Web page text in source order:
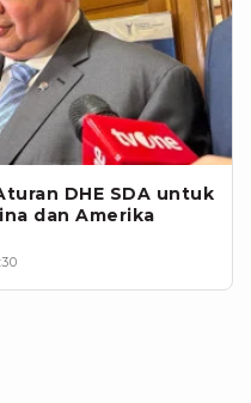
DHE SDA untuk
dan Amerika